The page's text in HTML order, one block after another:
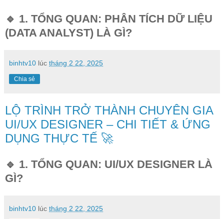
🔹 1. TỔNG QUAN: PHÂN TÍCH DỮ LIỆU
(DATA ANALYST) LÀ GÌ?
binhtv10 lúc tháng 2 22, 2025
Chia sẻ
LỘ TRÌNH TRỞ THÀNH CHUYÊN GIA
UI/UX DESIGNER – CHI TIẾT & ỨNG
DỤNG THỰC TẾ 🚀
🔹 1. TỔNG QUAN: UI/UX DESIGNER LÀ
GÌ?
binhtv10 lúc tháng 2 22, 2025